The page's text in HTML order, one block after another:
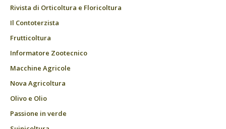
Rivista di Orticoltura e Floricoltura
Il Contoterzista
Frutticoltura
Informatore Zootecnico
Macchine Agricole
Nova Agricoltura
Olivo e Olio
Passione in verde